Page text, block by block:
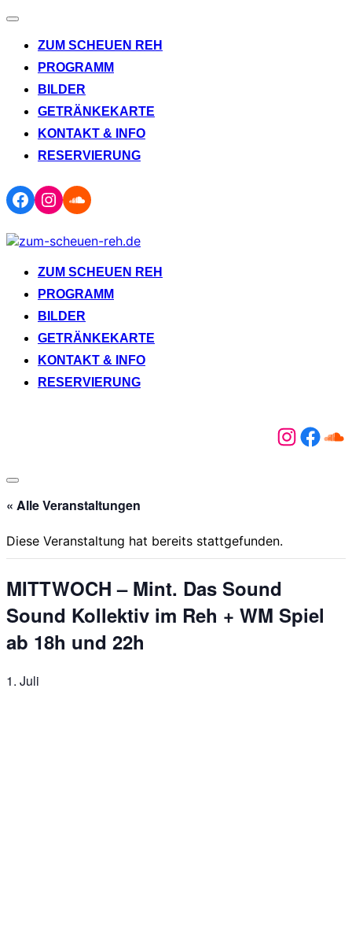
Navigation
ZUM SCHEUEN REH
PROGRAMM
BILDER
GETRÄNKEKARTE
KONTAKT & INFO
RESERVIERUNG
Facebook
Instagram
Soundcloud
Zum
springenZUM SCHEUEN REH
PROGRAMM
BILDER
GETRÄNKEKARTE
KONTAKT & INFO
RESERVIERUNG
Seitenleiste
Navigation
« Alle Veranstaltungen
Diese Veranstaltung hat bereits stattgefunden.
MITTWOCH – Mint. Das Sound
Sound Kollektiv im Reh + WM Spiel
ab 18h und 22h
1. Juli